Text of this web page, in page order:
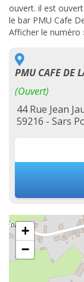
ouvert. il est
le bar PMU Cafe
Afficher le numéro
PMU CAFE DE
(Ouvert)
44 Rue Jean
59216 - Sars
+
−